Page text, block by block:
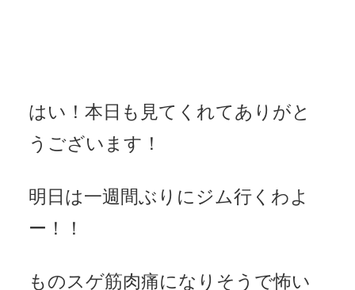
はい！本日も見てくれてありがと
うございます！
明日は一週間ぶりにジム行くわよ
ー！！
ものスゲ筋肉痛になりそうで怖い